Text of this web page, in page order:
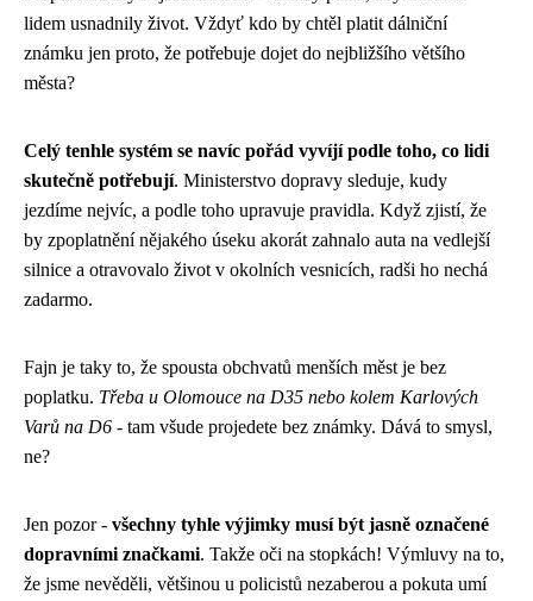
lidem usnadnily život. Vždyť kdo by chtěl platit dálniční
známku jen proto, že potřebuje dojet do nejbližšího většího
města?
Celý tenhle systém se navíc pořád vyvíjí podle toho, co lidi
skutečně potřebují. Ministerstvo dopravy sleduje, kudy
jezdíme nejvíc, a podle toho upravuje pravidla. Když zjistí, že
by zpoplatnění nějakého úseku akorát zahnalo auta na vedlejší
silnice a otravovalo život v okolních vesnicích, radši ho nechá
zadarmo.
Fajn je taky to, že spousta obchvatů menších měst je bez
poplatku. Třeba u Olomouce na D35 nebo kolem Karlových
Varů na D6 - tam všude projedete bez známky. Dává to smysl,
ne?
Jen pozor - všechny tyhle výjimky musí být jasně označené
dopravními značkami. Takže oči na stopkách! Výmluvy na to,
že jsme nevěděli, většinou u policistů nezaberou a pokuta umí